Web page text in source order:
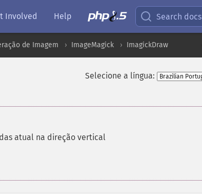
Involved Help Search docs
de Imagem ImageMagick ImagickDraw
Selecione a língua:
atual na direção vertical